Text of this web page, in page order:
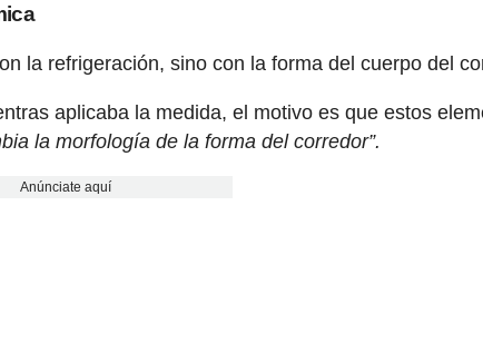
la refrigeración, sino con la forma del cuerpo del
aplicaba la medida, el motivo es que estos
la morfología de la forma del corredor”.
Anúnciate aquí